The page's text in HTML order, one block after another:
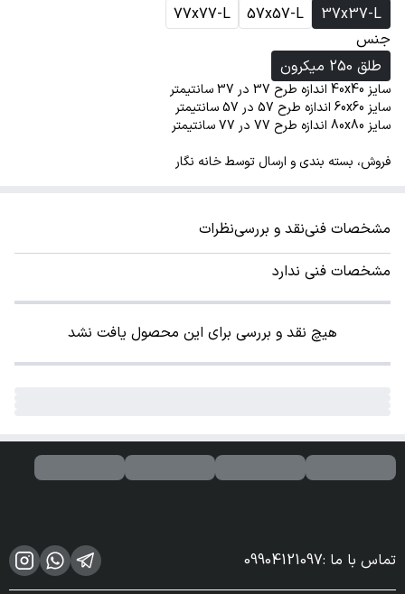
37x37-L
57x57-L
77x77-L
جنس
طلق 250 میکرون
سایز 40x40 اندازه طرح 37 در 37 سانتیمتر
سایز 60x60 اندازه طرح 57 در 57 سانتیمتر
سایز 80x80 اندازه طرح 77 در 77 سانتیمتر
فروش، بسته بندی و ارسال توسط خانه نگار
مشخصات فنینقد و بررسینظرات
مشخصات فنی ندارد
هیچ نقد و بررسی برای این محصول یافت نشد
تماس با ما :
09904121097